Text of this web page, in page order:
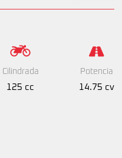
Cilindrada
125 cc
Potencia
14.75 cv